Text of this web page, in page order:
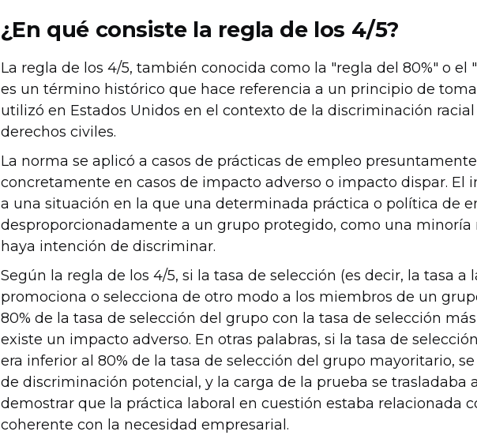
¿En qué consiste la regla de los 4/5?
La regla de los 4/5, también conocida como la "regla del 80%" o el
es un término histórico que hace referencia a un principio de
utilizó en Estados Unidos en el contexto de la discriminación
derechos civiles.
La norma se aplicó a casos de prácticas de empleo
concretamente en casos de impacto adverso o impacto dispar. El
a una situación en la que una determinada práctica o política de
desproporcionadamente a un grupo protegido, como una minoría
haya intención de discriminar.
Según la regla de los 4/5, si la tasa de selección (es decir, la tasa a
promociona o selecciona de otro modo a los miembros de un
80% de la tasa de selección del grupo con la tasa de selección
existe un impacto adverso. En otras palabras, si la tasa de
era inferior al 80% de la tasa de selección del grupo mayoritario,
de discriminación potencial, y la carga de la prueba se trasladaba
demostrar que la práctica laboral en cuestión estaba relacionada
coherente con la necesidad empresarial.